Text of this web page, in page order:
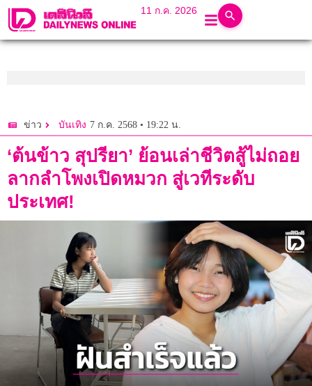
11 ก.ค. 2026
ข่าว บันเทิง 7 ก.ค. 2568 • 19:22 น.
‘ต้นข้าว สุปรียา’ ย้อนเล่าชีวิตสู้ไม่ถอย
ลากลำโพงเปิดหมวก สู่เวทีระดับ
ประเทศ!